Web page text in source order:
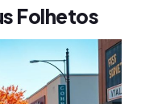
Folhetos